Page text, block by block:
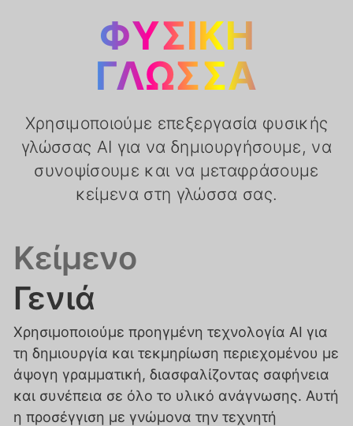
ΦΥΣΙΚΉ
ΓΛΏΣΣΑ
Χρησιμοποιούμε επεξεργασία φυσικής
γλώσσας AI για να δημιουργήσουμε, να
συνοψίσουμε και να μεταφράσουμε
κείμενα στη γλώσσα σας.
Κείμενο
Γενιά
Χρησιμοποιούμε προηγμένη τεχνολογία AI για
τη δημιουργία και τεκμηρίωση περιεχομένου με
άψογη γραμματική, διασφαλίζοντας σαφήνεια
και συνέπεια σε όλο το υλικό ανάγνωσης. Αυτή
η προσέγγιση με γνώμονα την τεχνητή